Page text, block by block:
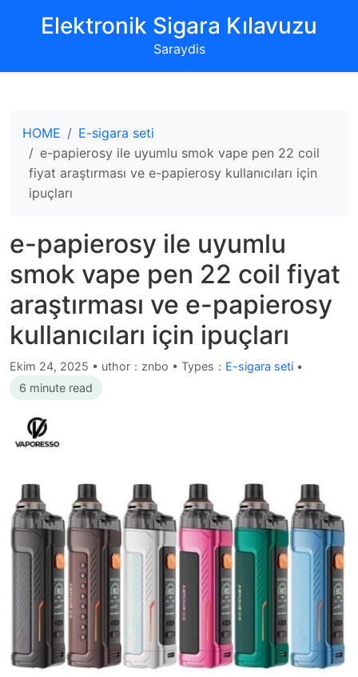
‌Elektronik Sigara Kılavuzu‌
Saraydis
HOME
E-sigara seti
e-papierosy ile uyumlu smok vape pen 22 coil
fiyat araştırması ve e-papierosy kullanıcıları için
ipuçları
e-papierosy ile uyumlu
smok vape pen 22 coil fiyat
araştırması ve e-papierosy
kullanıcıları için ipuçları
Ekim 24, 2025 • uthor：znbo • Types： E-sigara seti •
6 minute read